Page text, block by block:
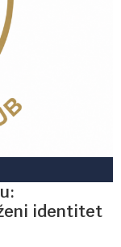
identitet